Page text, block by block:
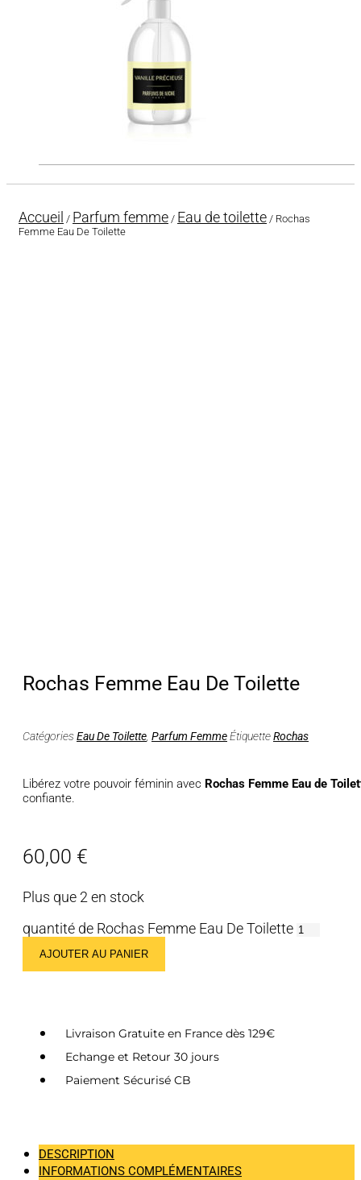
Accueil / Parfum femme / Eau de toilette / Rochas
Femme Eau De Toilette
Rochas Femme Eau De Toilette
CatégoriesEau De Toilette Parfum FemmeÉtiquetteRochas
Libérez votre pouvoir féminin avec Rochas Femme Eau de
confiante.
60,00 €
Plus que 2 en stock
quantité de Rochas Femme Eau De Toilette
AJOUTER AU PANIER
Livraison Gratuite en France dès 129€
Echange et Retour 30 jours
Paiement Sécurisé CB
DESCRIPTION
INFORMATIONS COMPLÉMENTAIRES